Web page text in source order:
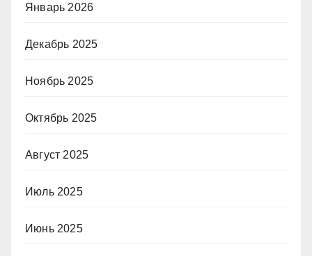
Январь 2026
Декабрь 2025
Ноябрь 2025
Октябрь 2025
Август 2025
Июль 2025
Июнь 2025